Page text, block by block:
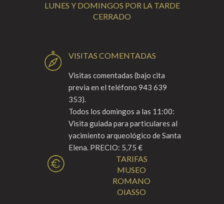
LUNES Y DOMINGOS POR LA TARDE
CERRADO
VISITAS COMENTADAS
Visitas comentadas (bajo cita
previa en el teléfono 943 639
353).
Todos los domingos a las 11:00:
Visita guiada para particulares al
yacimiento arqueológico de Santa
Elena. PRECIO: 5,75 €
TARIFAS
MUSEO
ROMANO
OIASSO